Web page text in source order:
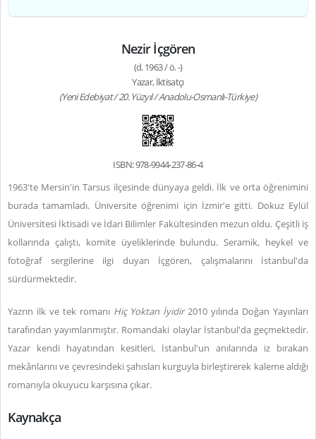
Nezir İçgören
(d. 1963 / ö. -)
Yazar, İktisatçı
(Yeni Edebiyat / 20. Yüzyıl / Anadolu-Osmanlı-Türkiye)
ISBN: 978-9944-237-86-4
1963'te Mersin'in Tarsus ilçesinde dünyaya geldi. İlk ve orta öğrenimini
burada tamamladı. Üniversite öğrenimi için İzmir'e gitti. Dokuz Eylül
Üniversitesi İktisadi ve İdari Bilimler Fakültesinden mezun oldu. Çeşitli iş
kollarında çalıştı, komite üyeliklerinde bulundu. Seramik, heykel ve
fotoğraf sergilerine ilgi duyan İçgören, çalışmalarını İstanbul'da
sürdürmektedir.
Yazrın ilk ve tek romanı Hiç Yoktan İyidir2010 yılında Doğan Yayınları
tarafından yayımlanmıştır. Romandaki olaylar İstanbul'da geçmektedir.
Yazar kendi hayatından kesitleri, İstanbul'un anılarında iz bırakan
mekânlarını ve çevresindeki şahısları kurguyla birleştirerek kaleme aldığı
romanıyla okuyucu karşısına çıkar.
Kaynakça